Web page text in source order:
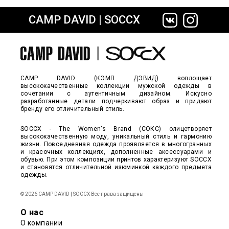
сайте СДЭК
CAMP DAVID | SOCCX
CAMP DAVID (КЭМП ДЭВИД) воплощает
высококачественные коллекции мужской одежды в
сочетании с аутентичным дизайном. Искусно
разработанные детали подчеркивают образ и придают
бренду его отличительный стиль.
SOCCX - The Women's Brand (СОКС) олицетворяет
высококачественную моду, уникальный стиль и гармонию
жизни. Повседневная одежда проявляется в многогранных
и красочных коллекциях, дополненные аксессуарами и
обувью. При этом композиции принтов характеризуют SOCCX
и становятся отличительной изюминкой каждого предмета
одежды.
© 2026 CAMP DAVID | SOCCX Все права защищены
О нас
О компании